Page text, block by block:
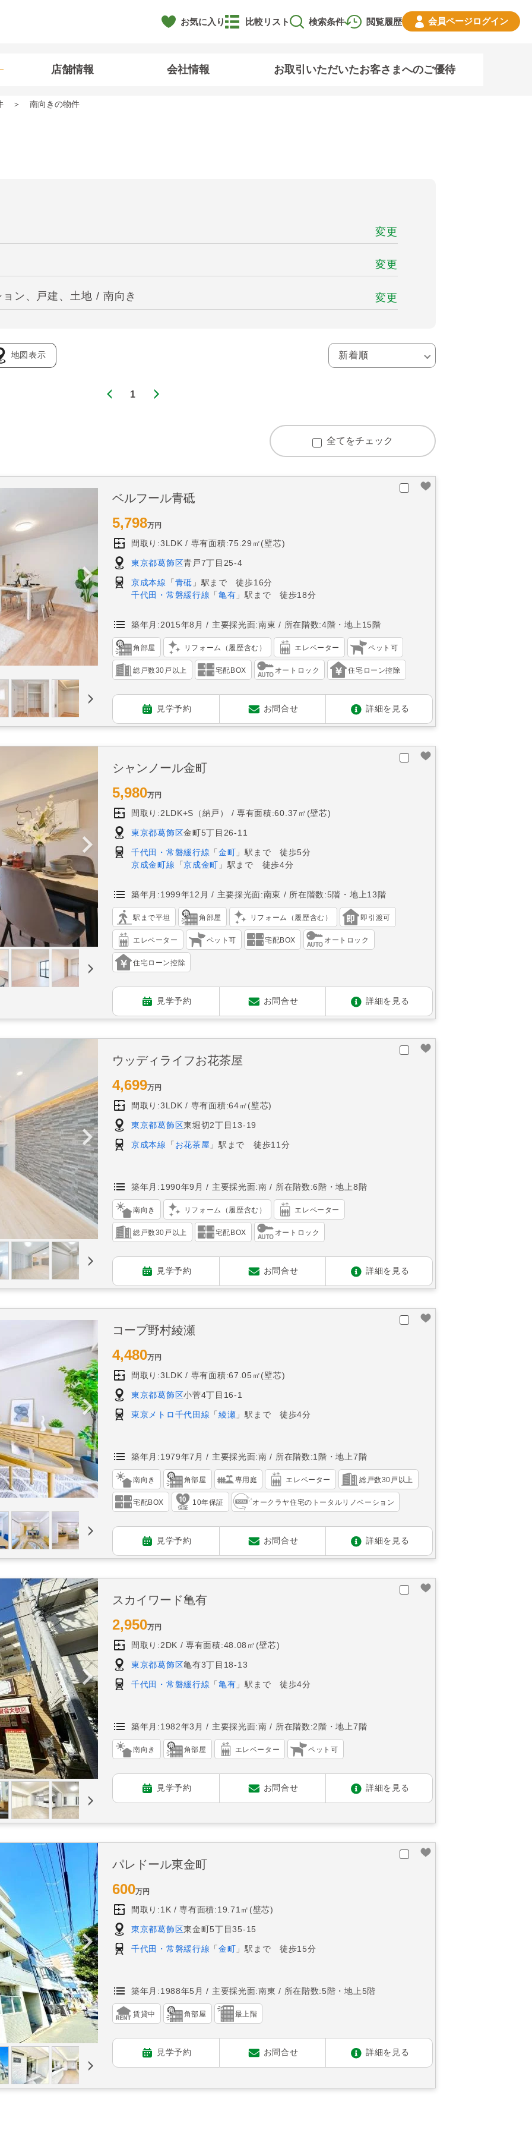
お気に入り 閲覧履歴
比較リスト 検索条件 会員ページログイン
店舗情報 会社情報 お取引いただいたお客さまへのご優待
南向きの物件
変更
変更
ン、戸建、土地 / 南向き 変更
地図表示
1
全てをチェック
ベルフール青砥
5,798万円
間取り:3LDK 専有面積:75.29㎡(壁芯)
東京都葛飾区青戸7丁目25-4
京成本線 「 青砥 」駅まで 徒歩16分
千代田・常磐緩行線 「亀有 」駅まで 徒歩18分
築年月:2015年8月 主要採光面:南東 所在階数:4階・地上15階
角部屋 リフォーム（履歴含む） エレベーター ペット可
総戸数30戸以上 宅配BOX オートロック 住宅ローン控除
見学予約 お問合せ 詳細を見る
シャンノール金町
5,980万円
間取り:2LDK+S（納戸） 専有面積:60.37㎡(壁芯)
東京都葛飾区金町5丁目26-11
千代田・常磐緩行線 「金町 」駅まで 徒歩5分
京成金町線 「京成金町 」駅まで 徒歩4分
築年月:1999年12月 主要採光面:南東 所在階数:5階・地上13階
駅まで平坦 角部屋 リフォーム（履歴含む） 即引渡可
エレベーター ペット可 宅配BOX オートロック
住宅ローン控除
見学予約 お問合せ 詳細を見る
ウッディライフお花茶屋
4,699万円
間取り:3LDK 専有面積:64㎡(壁芯)
東京都葛飾区東堀切2丁目13-19
京成本線 「 お花茶屋 」駅まで 徒歩11分
築年月:1990年9月 主要採光面:南 所在階数:6階・地上8階
南向き リフォーム（履歴含む） エレベーター
総戸数30戸以上 宅配BOX オートロック
見学予約 お問合せ 詳細を見る
コープ野村綾瀬
4,480万円
間取り:3LDK 専有面積:67.05㎡(壁芯)
東京都葛飾区小菅4丁目16-1
東京メトロ千代田線 「綾瀬 」駅まで 徒歩4分
築年月:1979年7月 主要採光面:南 所在階数:1階・地上7階
南向き 角部屋 専用庭 エレベーター 総戸数30戸以上
宅配BOX 10年保証 オークラヤ住宅のトータルリノベーション
見学予約 お問合せ 詳細を見る
スカイワード亀有
2,950万円
間取り:2DK 専有面積:48.08㎡(壁芯)
東京都葛飾区亀有3丁目18-13
千代田・常磐緩行線 「亀有 」駅まで 徒歩4分
築年月:1982年3月 主要採光面:南 所在階数:2階・地上7階
南向き 角部屋 エレベーター ペット可
見学予約 お問合せ 詳細を見る
パレドール東金町
600万円
間取り:1K 専有面積:19.71㎡(壁芯)
東京都葛飾区東金町5丁目35-15
千代田・常磐緩行線 「金町 」駅まで 徒歩15分
築年月:1988年5月 主要採光面:南東 所在階数:5階・地上5階
賃貸中 角部屋 最上階
見学予約 お問合せ 詳細を見る